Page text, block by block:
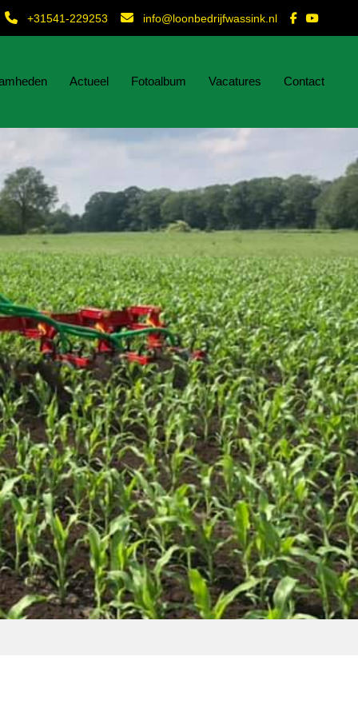
+31541-229253 info@loonbedrijfwassink.nl
Actueel Fotoalbum Vacatures Contact